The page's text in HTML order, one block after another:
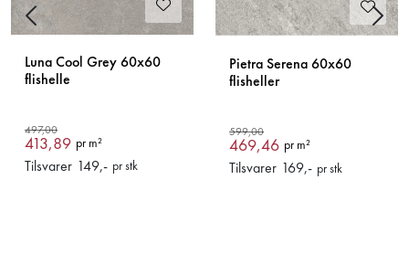
Luna Cool Grey 60x60
flishelle
497,00
413,89 pr m²
Tilsvarer 149,- pr stk
Pietra Serena 60x60
flisheller
599,00
469,46 pr m²
Tilsvarer 169,- pr stk